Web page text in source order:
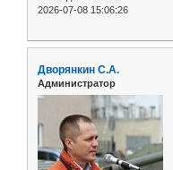
2026-07-08 15:06:26
Дворянкин С.А.
Администратор